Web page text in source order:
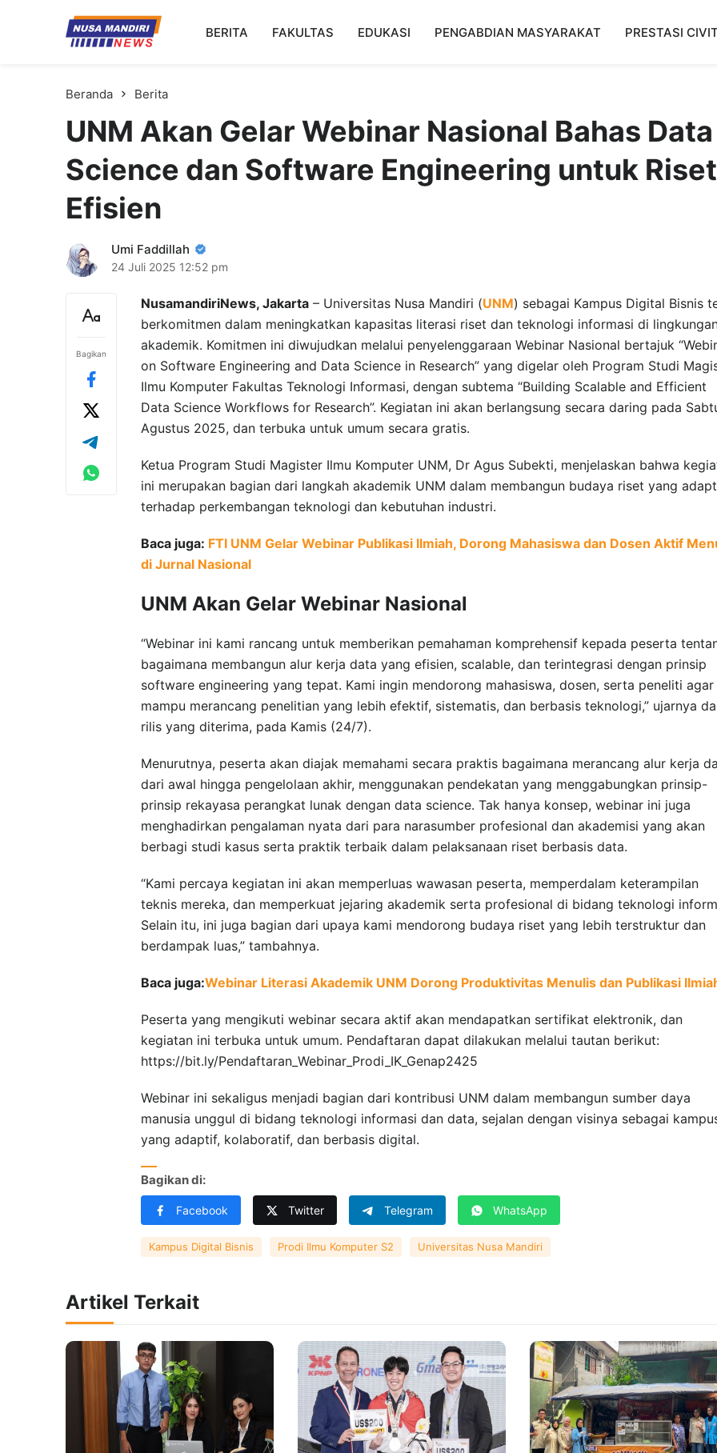
Kampus Digital Bisnis
Universitas Nusa Mandiri
BERITA FAKULTAS EDUKASI PENGABDIAN MASYARAKAT PRESTASI
Beranda Berita
UNM Akan Gelar Webinar Nasional Bahas Data
Science dan Software Engineering untuk Riset
Efisien
Umi Faddillah
24 Juli 2025 12:52 pm
Bagikan
NusamandiriNews, Jakarta – Universitas Nusa Mandiri (UNM) sebagai Kampus Digital Bisnis
berkomitmen dalam meningkatkan kapasitas literasi riset dan teknologi informasi di
akademik. Komitmen ini diwujudkan melalui penyelenggaraan Webinar Nasional bertajuk
on Software Engineering and Data Science in Research” yang digelar oleh Program Studi
Ilmu Komputer Fakultas Teknologi Informasi, dengan subtema “Building Scalable and Efficient
Data Science Workflows for Research”. Kegiatan ini akan berlangsung secara daring pada
Agustus 2025, dan terbuka untuk umum secara gratis.
Ketua Program Studi Magister Ilmu Komputer UNM, Dr Agus Subekti, menjelaskan bahwa
ini merupakan bagian dari langkah akademik UNM dalam membangun budaya riset yang
terhadap perkembangan teknologi dan kebutuhan industri.
Baca juga: FTI UNM Gelar Webinar Publikasi Ilmiah, Dorong Mahasiswa dan Dosen Aktif
di Jurnal Nasional
UNM Akan Gelar Webinar Nasional
“Webinar ini kami rancang untuk memberikan pemahaman komprehensif kepada peserta
bagaimana membangun alur kerja data yang efisien, scalable, dan terintegrasi dengan prinsip
software engineering yang tepat. Kami ingin mendorong mahasiswa, dosen, serta peneliti agar
mampu merancang penelitian yang lebih efektif, sistematis, dan berbasis teknologi,” ujarnya
rilis yang diterima, pada Kamis (24/7).
Menurutnya, peserta akan diajak memahami secara praktis bagaimana merancang alur kerja
dari awal hingga pengelolaan akhir, menggunakan pendekatan yang menggabungkan prinsip-
prinsip rekayasa perangkat lunak dengan data science. Tak hanya konsep, webinar ini juga
menghadirkan pengalaman nyata dari para narasumber profesional dan akademisi yang akan
berbagi studi kasus serta praktik terbaik dalam pelaksanaan riset berbasis data.
“Kami percaya kegiatan ini akan memperluas wawasan peserta, memperdalam keterampilan
teknis mereka, dan memperkuat jejaring akademik serta profesional di bidang teknologi
Selain itu, ini juga bagian dari upaya kami mendorong budaya riset yang lebih terstruktur dan
berdampak luas,” tambahnya.
Baca juga:Webinar Literasi Akademik UNM Dorong Produktivitas Menulis dan Publikasi
Peserta yang mengikuti webinar secara aktif akan mendapatkan sertifikat elektronik, dan
kegiatan ini terbuka untuk umum. Pendaftaran dapat dilakukan melalui tautan berikut:
https://bit.ly/Pendaftaran_Webinar_Prodi_IK_Genap2425
Webinar ini sekaligus menjadi bagian dari kontribusi UNM dalam membangun sumber daya
manusia unggul di bidang teknologi informasi dan data, sejalan dengan visinya sebagai
yang adaptif, kolaboratif, dan berbasis digital.
Bagikan di:
Facebook Twitter Telegram WhatsApp
Kampus Digital Bisnis Prodi Ilmu Komputer S2 Universitas Nusa Mandiri
Artikel Terkait